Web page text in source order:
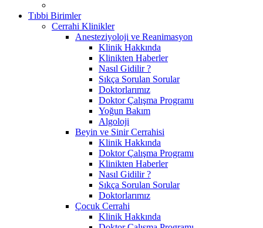
Tıbbi Birimler
Cerrahi Klinikler
Anesteziyoloji ve Reanimasyon
Klinik Hakkında
Klinikten Haberler
Nasıl Gidilir ?
Sıkça Sorulan Sorular
Doktorlarımız
Doktor Çalışma Programı
Yoğun Bakım
Algoloji
Beyin ve Sinir Cerrahisi
Klinik Hakkında
Doktor Çalışma Programı
Klinikten Haberler
Nasıl Gidilir ?
Sıkça Sorulan Sorular
Doktorlarımız
Çocuk Cerrahi
Klinik Hakkında